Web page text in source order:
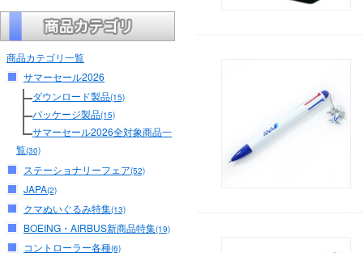
商品カテゴリ一覧
サマーセール2026
ダウンロード製品(15)
パッケージ製品(15)
サマーセール2026全対象商品一
覧(30)
ステーショナリーフェア(52)
JAPA(2)
クマぬいぐるみ特集(13)
BOEING・AIRBUS新商品特集(19)
コントローラー各種(6)